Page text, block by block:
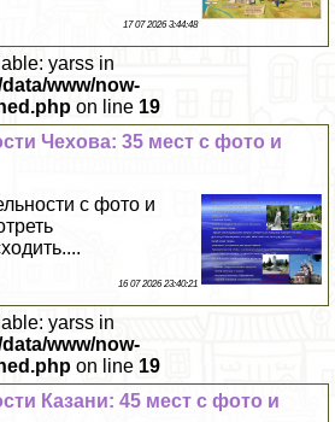
17 07 2026 3:44:48
yarss in
www/now-
on line 19
Чехова: 35 мест с фото и
с фото и
16 07 2026 23:40:21
yarss in
www/now-
on line 19
Казани: 45 мест с фото и